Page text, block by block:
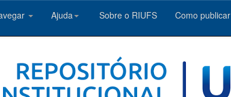
Ajuda Sobre o RIUFS Como publicar